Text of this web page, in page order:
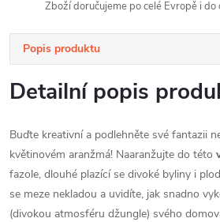
Zboží doručujeme po celé Evropě i do
Popis produktu
Detailní popis
Buďte kreativní a podlehněte své fantazii
květinovém aranžmá! Naaranžujte do této
fazole, dlouhé plazící se divoké byliny i
se meze nekladou a uvidíte, jak snadno
(divokou atmosféru džungle) svého